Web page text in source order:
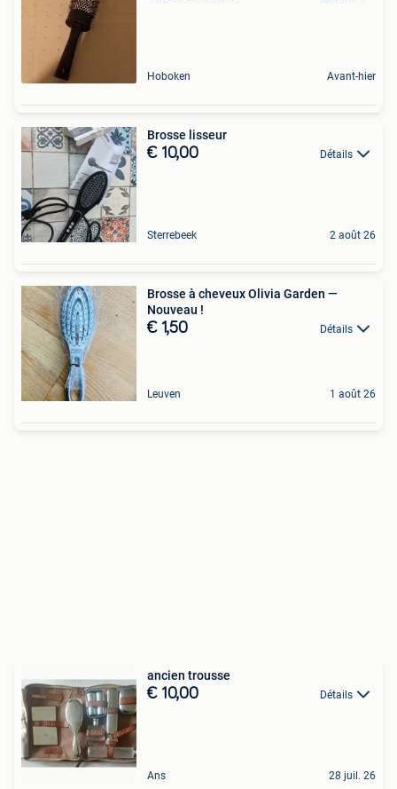
Hoboken Avant-hier
Brosse lisseur
€ 10,00 Détails
Sterrebeek 2 août 26
Brosse à cheveux Olivia Garden —
Nouveau !
€ 1,50 Détails
Leuven 1 août 26
ancien trousse
€ 10,00 Détails
Ans 28 juil. 26